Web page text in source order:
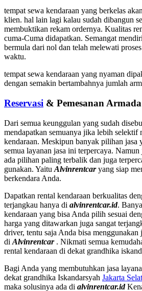
tempat sewa kendaraan yang berkelas
klien. hal lain lagi kalau sudah dibangun
membuktikan rekam ordernya. Kualitas
cuma-Cuma didapatkan. Semangat
bermula dari nol dan telah melewati
waktu.
tempat sewa kendaraan yang nyaman
dengan semakin bertambahnya jumlah
Reservasi & Pemesanan
Dari semua keunggulan yang sudah
mendapatkan semuanya jika lebih selektif
kendaraan. Meskipun banyak pilihan jasa
semua layanan jasa ini terpercaya.
ada pilihan paling terbalik dan juga
gunakan. Yaitu Alvinrentcaryang siap
berkendara Anda.
Dapatkan rental kendaraan berkualitas
terjangkau hanya di alvinrentcar.id.
kendaraan yang bisa Anda pilih sesuai
harga yang ditawarkan juga sangat
driver, tentu saja Anda bisa menggunakan
di Alvinrentcar . Nikmati semua
rental kendaraan di dekat grandhika
Bagi Anda yang membutuhkan jasa
dekat grandhika Iskandarsyah Jakarta
maka solusinya ada di alvinrentcar.id